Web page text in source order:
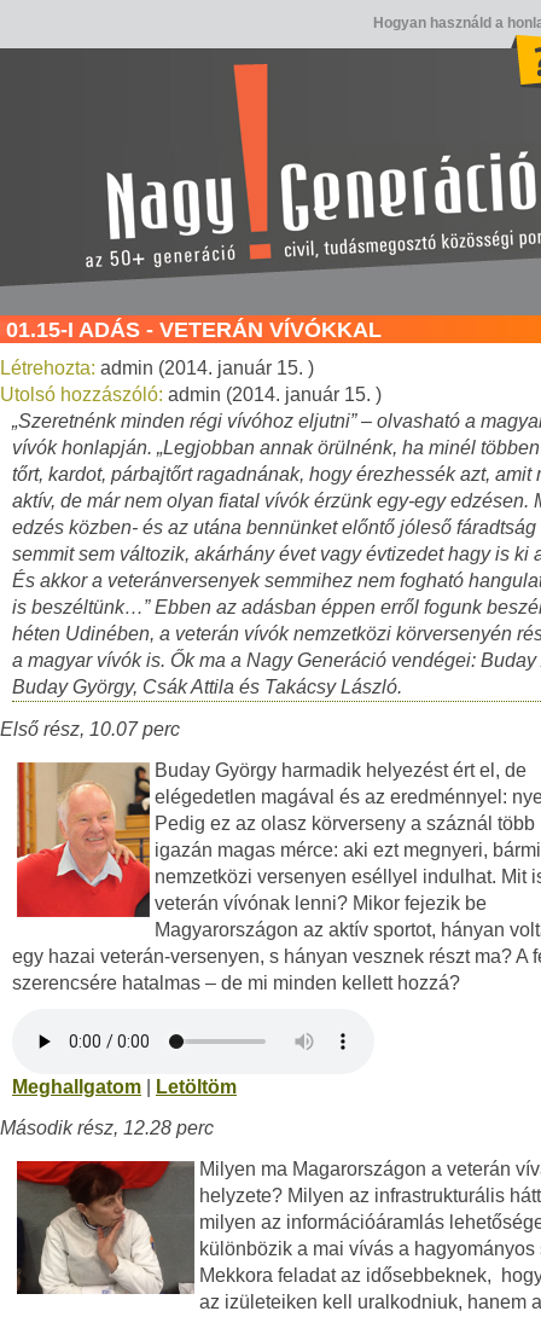
Hogyan használd a
01.15-I ADÁS - VETERÁN VÍVÓKKAL
Létrehozta: admin (2014. január 15. )
Utolsó hozzászóló: admin (2014. január 15. )
„Szeretnénk minden régi vívóhoz eljutni” – olvasható a
vívók honlapján. „Legjobban annak örülnénk, ha minél
tőrt, kardot, párbajtőrt ragadnának, hogy érezhessék azt, amit
aktív, de már nem olyan fiatal vívók érzünk egy-egy edzésen.
edzés közben- és az utána bennünket előntő jóleső fáradtság
semmit sem változik, akárhány évet vagy évtizedet hagy is ki
És akkor a veteránversenyek semmihez nem fogható
is beszéltünk…” Ebben az adásban éppen erről fogunk
héten Udinében, a veterán vívók nemzetközi körversenyén
a magyar vívók is. Ők ma a Nagy Generáció vendégei: Buday
Buday György, Csák Attila és Takácsy László.
Első rész, 10.07 perc
Buday György harmadik helyezést ért el, de
elégedetlen magával és az eredménnyel:
Pedig ez az olasz körverseny a száznál
igazán magas mérce: aki ezt megnyeri,
nemzetközi versenyen eséllyel indulhat. Mit
veterán vívónak lenni? Mikor fejezik be
Magyarországon az aktív sportot, hányan
egy hazai veterán-versenyen, s hányan vesznek részt ma? A
szerencsére hatalmas – de mi minden kellett hozzá?
Meghallgatom
Letöltöm
Második rész, 12.28 perc
Milyen ma Magarországon a veterán
helyzete? Milyen az infrastrukturális
milyen az információáramlás
különbözik a mai vívás a hagyományos
Mekkora feladat az idősebbeknek,
az izületeiken kell uralkodniuk, hanem